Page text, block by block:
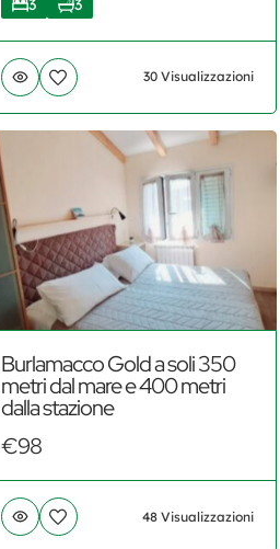
3 3
30 Visualizzazioni
Burlamacco Gold a soli 350
metri dal mare e 400 metri
dalla stazione
€98
48 Visualizzazioni